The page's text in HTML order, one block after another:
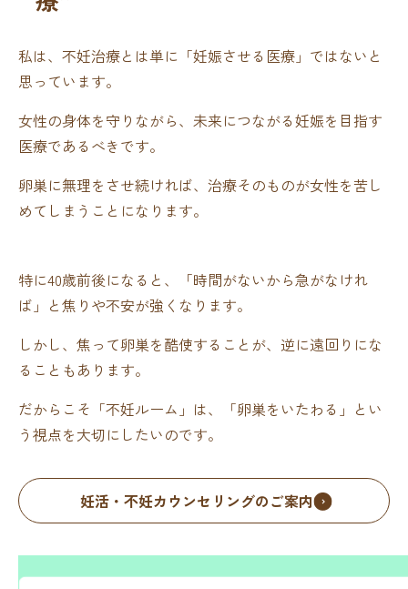
私は、不妊治療とは単に「妊娠させる医療」ではないと
思っています。
女性の身体を守りながら、未来につながる妊娠を目指す
医療であるべきです。
卵巣に無理をさせ続ければ、治療そのものが女性を苦し
めてしまうことになります。
特に40歳前後になると、「時間がないから急がなけれ
ば」と焦りや不安が強くなります。
しかし、焦って卵巣を酷使することが、逆に遠回りにな
ることもあります。
だからこそ「不妊ルーム」は、「卵巣をいたわる」とい
う視点を大切にしたいのです。
妊活・不妊カウンセリングのご案内